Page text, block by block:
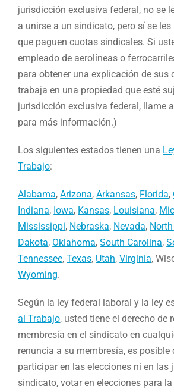
jurisdicción exclusiva federal, no se
a unirse a un sindicato, pero sí se les
que paguen cuotas sindicales. Si
empleado de aerolíneas o
para obtener una explicación de sus
trabaja en una propiedad que esté
jurisdicción exclusiva federal, llame
para más información.)
Los siguientes estados tienen una
Trabajo:
Alabama,Arizona,Arkansas, Florida,
Indiana, Iowa, Kansas, Louisiana,
Mississippi, Nebraska, Nevada,
Dakota, Oklahoma,South Carolina,
Tennessee,Texas, Utah,Virginia,
Wyoming.
Según la ley federal laboral y la ley
al Trabajo, usted tiene el derecho de
membresía en el sindicato en
renuncia a su membresía, es posible
participar en las elecciones ni en las
sindicato, votar en elecciones para